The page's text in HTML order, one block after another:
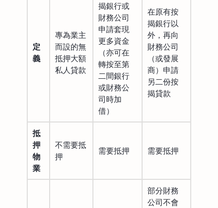
定
義
專為業主
而設的無
抵押大額
私人貸款
揭銀行或
財務公司
申請套現
更多資金
（亦可在
轉按至第
二間銀行
或財務公
司時加
借）
在原有按
揭銀行以
外，再向
財務公司
（或發展
商）申請
另二份按
揭貸款
抵
押
物
業
不需要抵
押
需要抵押 需要抵押
部分財務
公司不會